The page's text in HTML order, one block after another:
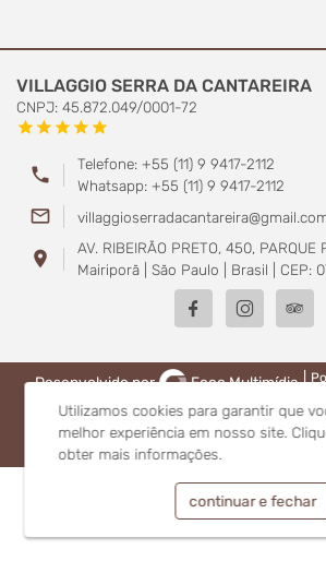
Utilizamos cookies para garantir que
melhor experiência em nosso site.
obter mais informações.
continuar e fechar
VILLAGGIO SERRA DA CANTAREIRA
CNPJ: 45.872.049/0001-72
starstarstarstarstar
phone
Telefone: +55 (11) 9 9417-2112
Whatsapp: +55 (11) 9 9417-2112
mail_outline
location_on
AV. RIBEIRÃO PRETO, 450, PARQUE
Mairiporã | São Paulo | Brasil | CEP:
Desenvolvido por Foco Multimídia |